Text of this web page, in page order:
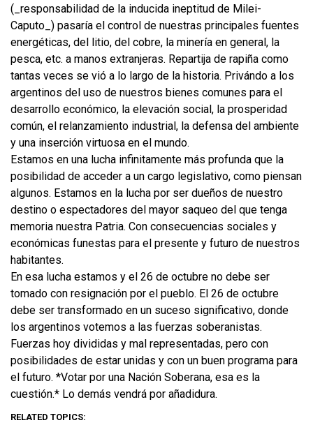
(_responsabilidad de la inducida ineptitud de Milei-
Caputo_) pasaría el control de nuestras principales fuentes
energéticas, del litio, del cobre, la minería en general, la
pesca, etc. a manos extranjeras. Repartija de rapiña como
tantas veces se vió a lo largo de la historia. Privándo a los
argentinos del uso de nuestros bienes comunes para el
desarrollo económico, la elevación social, la prosperidad
común, el relanzamiento industrial, la defensa del ambiente
y una inserción virtuosa en el mundo.
Estamos en una lucha infinitamente más profunda que la
posibilidad de acceder a un cargo legislativo, como piensan
algunos. Estamos en la lucha por ser dueños de nuestro
destino o espectadores del mayor saqueo del que tenga
memoria nuestra Patria. Con consecuencias sociales y
económicas funestas para el presente y futuro de nuestros
habitantes.
En esa lucha estamos y el 26 de octubre no debe ser
tomado con resignación por el pueblo. El 26 de octubre
debe ser transformado en un suceso significativo, donde
los argentinos votemos a las fuerzas soberanistas.
Fuerzas hoy divididas y mal representadas, pero con
posibilidades de estar unidas y con un buen programa para
el futuro. *Votar por una Nación Soberana, esa es la
cuestión.* Lo demás vendrá por añadidura.
RELATED TOPICS: